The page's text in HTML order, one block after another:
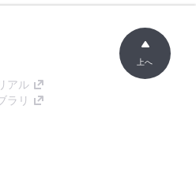
アル
ラリ
上へ